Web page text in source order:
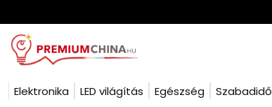
Elektronika LED világítás Egészség Szabadidő